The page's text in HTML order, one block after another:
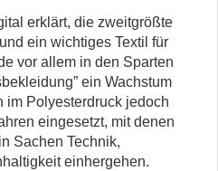
erklärt, die zweitgrößte
ein wichtiges Textil für
vor allem in den Sparten
ein Wachstum
im Polyesterdruck jedoch
eingesetzt, mit denen
Sachen Technik,
einhergehen.